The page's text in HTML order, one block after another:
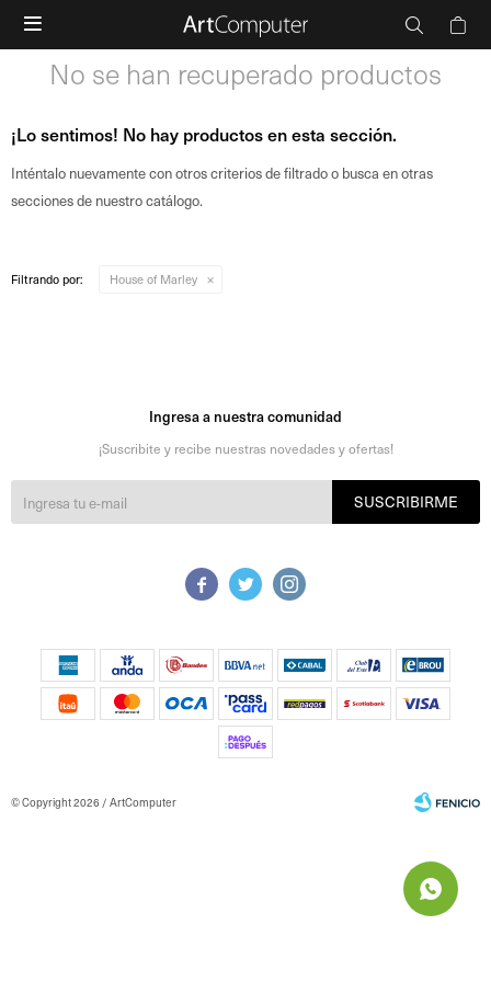

No se han recuperado productos
¡Lo sentimos! No hay productos en esta sección.
Inténtalo nuevamente con otros criterios de filtrado o busca en otras
secciones de nuestro catálogo.
Filtrando por: House of Marley
  
Ingresa a nuestra comunidad
¡Suscribite y recibe nuestras novedades y ofertas!
SUSCRIBIRME
© Copyright 2026 / ArtComputer